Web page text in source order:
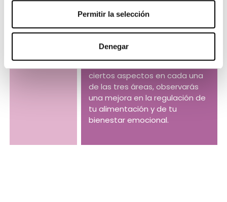
Permitir la selección
Denegar
la intervención en tres áreas:
los pensamientos, las
emociones y el
comportamiento.
Mediante la modificación de
ciertos aspectos en cada una
de las tres áreas, observarás
una mejora en la regulación de
tu alimentación y de tu
bienestar emocional.